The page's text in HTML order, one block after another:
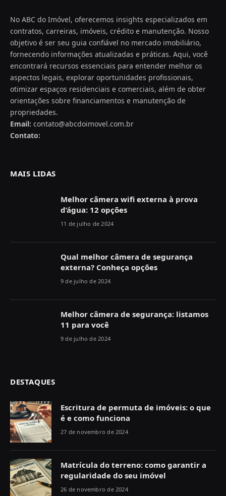
No ABC do Imóvel, oferecemos insights especializados em
contratos, carreiras, imóveis, crédito e manutenção. Nosso
objetivo é ser seu guia confiável no mercado imobiliário,
fornecendo informações atualizadas e práticas. Aqui, você
encontrará recursos essenciais para entender melhor os
aspectos legais, explorar oportunidades profissionais,
otimizar espaços residenciais e comerciais, além de obter
orientações sobre financiamentos e manutenção de
propriedades.
Email: contato@abcdoimovel.com.br
Contato:
MAIS LIDAS
Melhor câmera wifi externa à prova
d’água: 12 opções
11 de julho de 2024
Qual melhor câmera de segurança
externa? Conheça opções
9 de julho de 2024
Melhor câmera de segurança: listamos
11 para você
9 de julho de 2024
DESTAQUES
Escritura de permuta de imóveis: o que
é e como funciona
27 de novembro de 2024
Matrícula do terreno: como garantir a
regularidade do seu imóvel
26 de novembro de 2024